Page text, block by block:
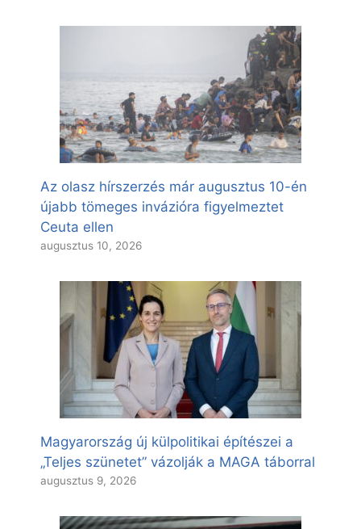
Az olasz hírszerzés már augusztus 10-én
újabb tömeges invázióra figyelmeztet
Ceuta ellen
augusztus 10, 2026
Magyarország új külpolitikai építészei a
„Teljes szünetet” vázolják a MAGA táborral
augusztus 9, 2026